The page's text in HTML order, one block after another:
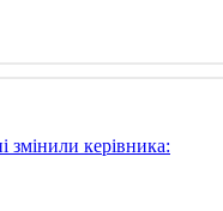
керівника: